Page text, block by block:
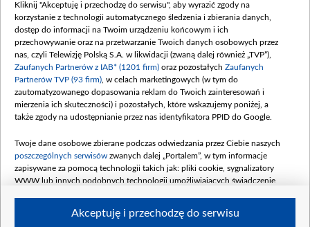
(wpłata wrzesień 100 mln, październik 350
mln, listopad 265 mln)
Dofinansowanie 48 862 000,00 PLN
Data podpisania umowy: GRUDZIEŃ 2025
(wpłata grudzień 60,548 mln)
Dofinansowanie 900 000 000,00 PLN
Data podpisania umowy: LUTY 2026 (wpłata
kwiecień 180 mln, 7 maja 180 mln, 8
czerwca 90 mln)
Dofinansowanie 250 000 000,00 PLN
4 sierpnia 250 mln
Kliknij "Akceptuję i przechodzę do serwisu", aby wyrazić zgody na
korzystanie z technologii automatycznego śledzenia i zbierania danych,
dostęp do informacji na Twoim urządzeniu końcowym i ich
przechowywanie oraz na przetwarzanie Twoich danych osobowych przez
nas, czyli Telewizję Polską S.A. w likwidacji (zwaną dalej również „TVP”),
Zaufanych Partnerów z IAB* (1201 firm) oraz pozostałych Zaufanych
Partnerów TVP (93 firm) , w celach marketingowych (w tym do
zautomatyzowanego dopasowania reklam do Twoich zainteresowań i
mierzenia ich skuteczności) i pozostałych, które wskazujemy poniżej, a
także zgody na udostępnianie przez nas identyfikatora PPID do Google.
Twoje dane osobowe zbierane podczas odwiedzania przez Ciebie naszych
poszczególnych serwisów zwanych dalej „Portalem”, w tym informacje
zapisywane za pomocą technologii takich jak: pliki cookie, sygnalizatory
WWW lub innych podobnych technologii umożliwiających świadczenie
Akceptuję i przechodzę do serwisu